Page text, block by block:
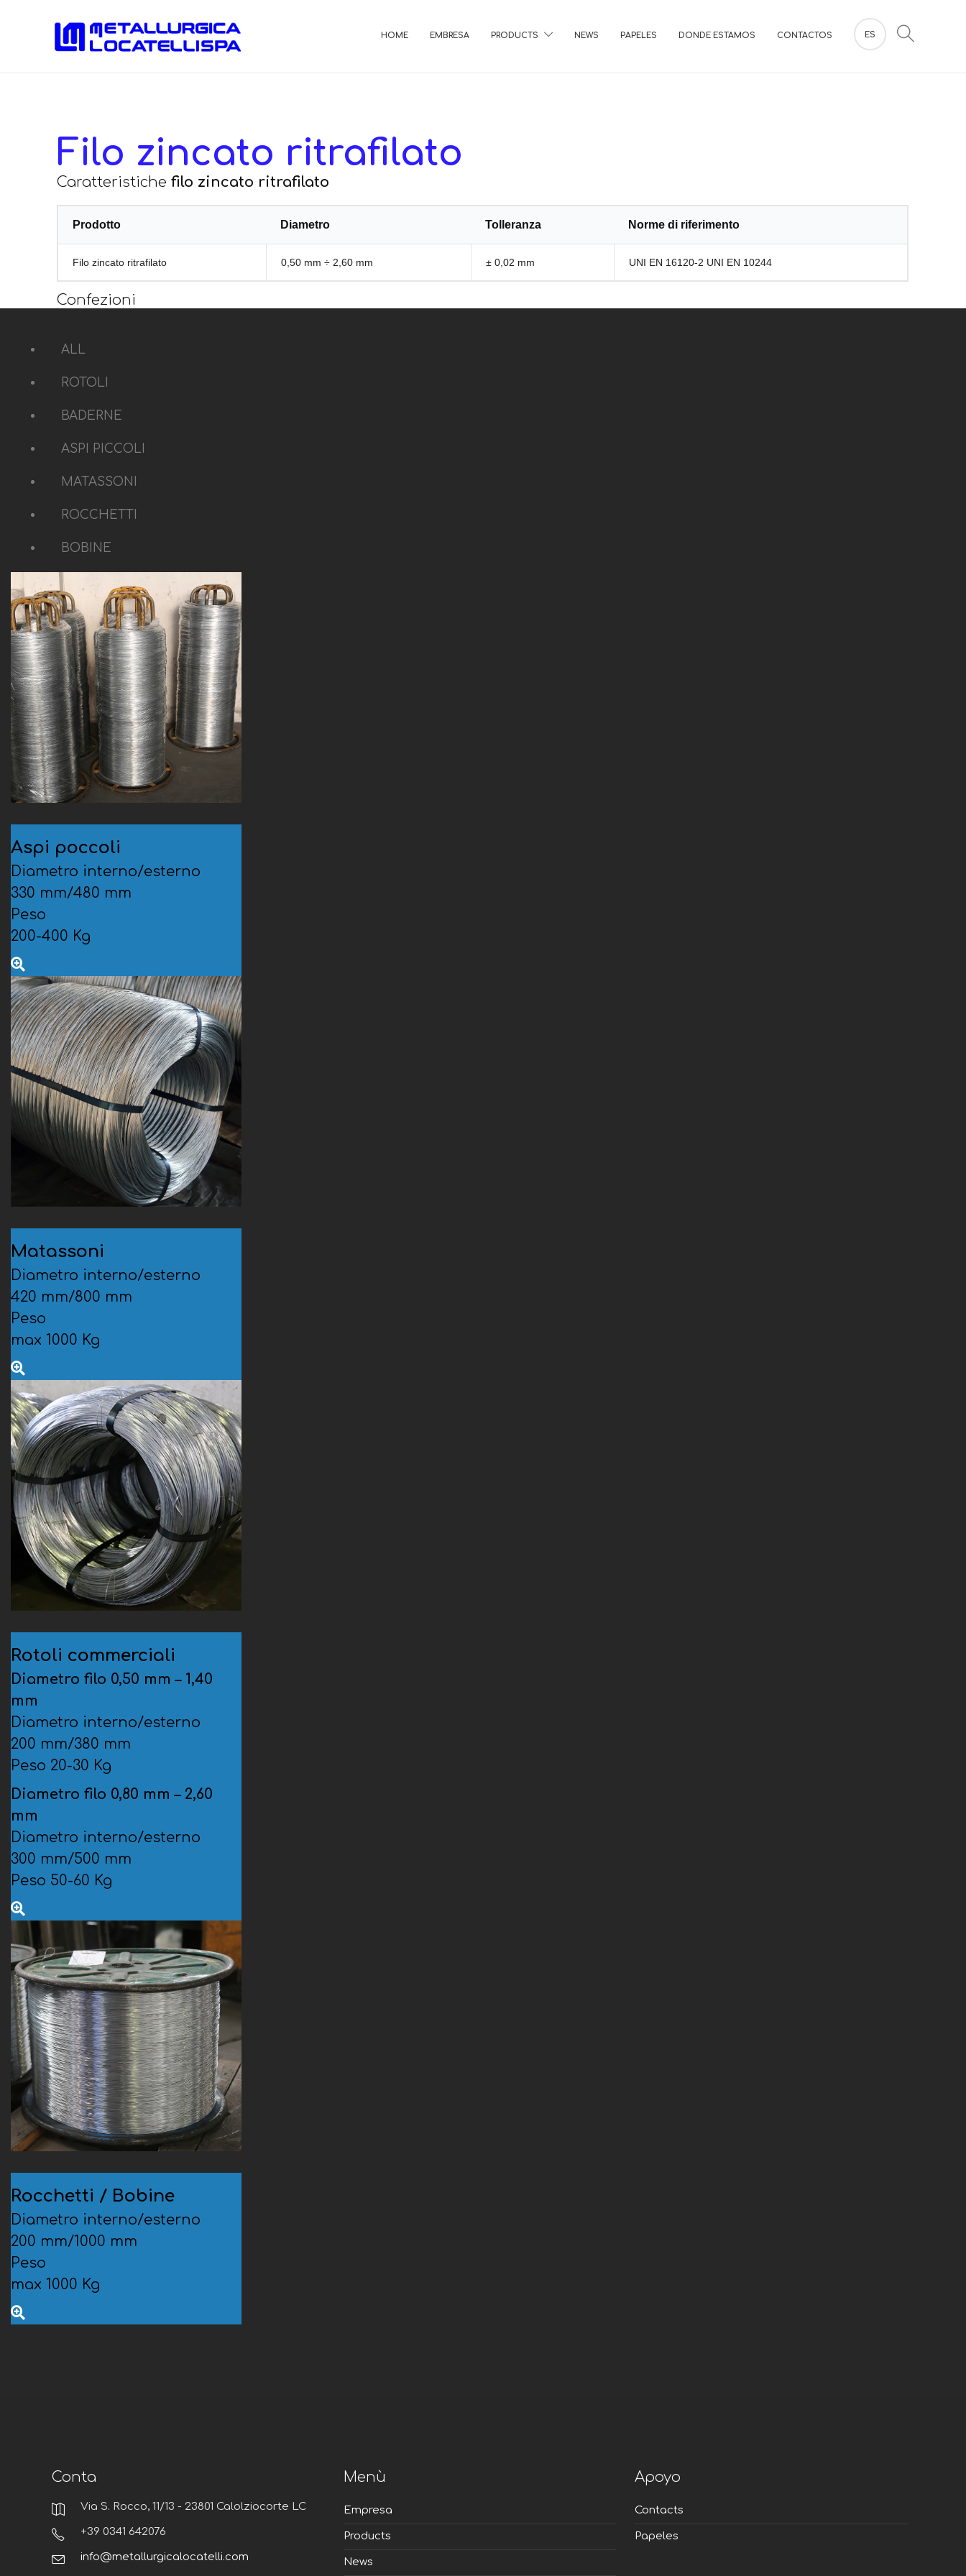
HOME EMBRESA PRODUCTS NEWS PAPELES DONDE ESTAMOS CONTACTOS ES
Filo zincato ritrafilato
Caratteristiche filo zincato ritrafilato
Prodotto Diametro Tolleranza Norme di riferimento
Filo zincato ritrafilato 0,50 mm ÷ 2,60 mm ± 0,02 mm UNI EN 16120-2 UNI EN 10244
Confezioni
ALL
ROTOLI
BADERNE
ASPI PICCOLI
MATASSONI
ROCCHETTI
BOBINE
Aspi poccoli
Diametro interno/esterno
330 mm/480 mm
Peso
200-400 Kg
Matassoni
Diametro interno/esterno
420 mm/800 mm
Peso
max 1000 Kg
Rotoli commerciali
Diametro filo 0,50 mm – 1,40
mm
Diametro interno/esterno
200 mm/380 mm
Peso 20-30 Kg
Diametro filo 0,80 mm – 2,60
mm
Diametro interno/esterno
300 mm/500 mm
Peso 50-60 Kg
Rocchetti / Bobine
Diametro interno/esterno
200 mm/1000 mm
Peso
max 1000 Kg
Conta
Via S. Rocco, 11/13 - 23801 Calolziocorte LC
+39 0341 642076
info@metallurgicalocatelli.com
Menù
Empresa
Products
News
Apoyo
Contacts
Papeles